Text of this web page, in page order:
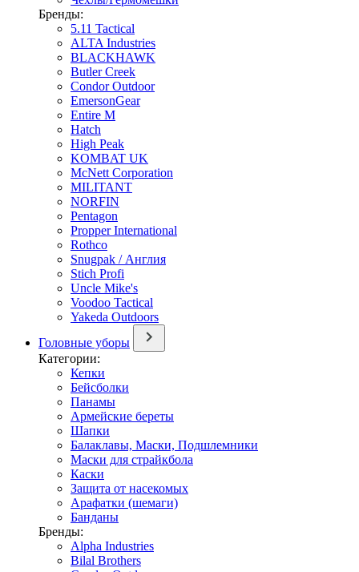
Бренды:
5.11 Tactical
ALTA Industries
BLACKHAWK
Butler Creek
Condor Outdoor
EmersonGear
Entire M
Hatch
High Peak
KOMBAT UK
McNett Corporation
MILITANT
NORFIN
Pentagon
Propper International
Rothco
Snugpak / Англия
Stich Profi
Uncle Mike's
Voodoo Tactical
Yakeda Outdoors
Головные уборы
Категории:
Кепки
Бейсболки
Панамы
Армейские береты
Шапки
Балаклавы, Маски, Подшлемники
Маски для страйкбола
Каски
Защита от насекомых
Арафатки (шемаги)
Банданы
Бренды:
Alpha Industries
Bilal Brothers